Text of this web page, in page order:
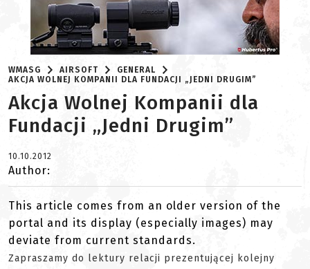
WMASG AIRSOFT
GENERAL
AKCJA WOLNEJ KOMPANII DLA FUNDACJI „JEDNI DRUGIM”
Akcja Wolnej Kompanii dla
Fundacji „Jedni Drugim”
10.10.2012
Author:
This article comes from an older version of the
portal and its display (especially images) may
deviate from current standards.
Zapraszamy do lektury relacji prezentującej kolejny